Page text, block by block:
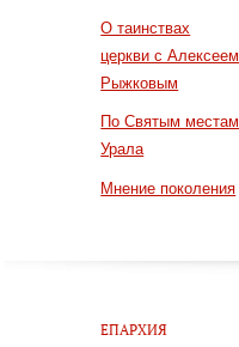
О таинствах
церкви с Алексеем
Рыжковым
По Святым местам
Урала
Мнение поколения
ЕПАРХИЯ